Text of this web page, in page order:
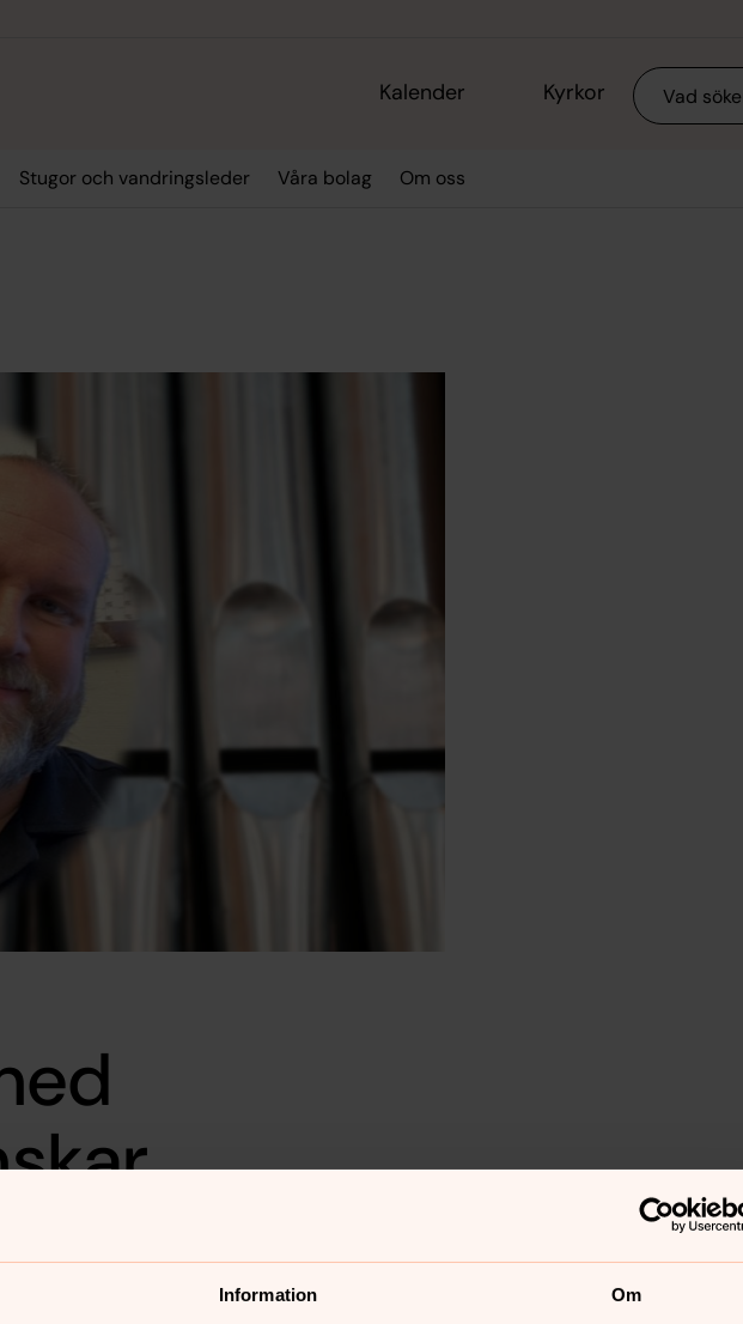
Information Om
Kalender Kyrkor Sök
Stugor och vandringsleder Våra bolag Om oss
I orgel- och musikveckan
kantor i Fjärdhundra
folkmusik och festmusik